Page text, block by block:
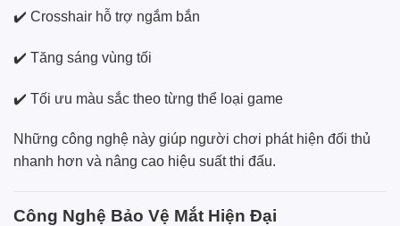
✔️ Crosshair hỗ trợ ngắm bắn
✔️ Tăng sáng vùng tối
✔️ Tối ưu màu sắc theo từng thể loại game
Những công nghệ này giúp người chơi phát hiện đối thủ
nhanh hơn và nâng cao hiệu suất thi đấu.
Công Nghệ Bảo Vệ Mắt Hiện Đại